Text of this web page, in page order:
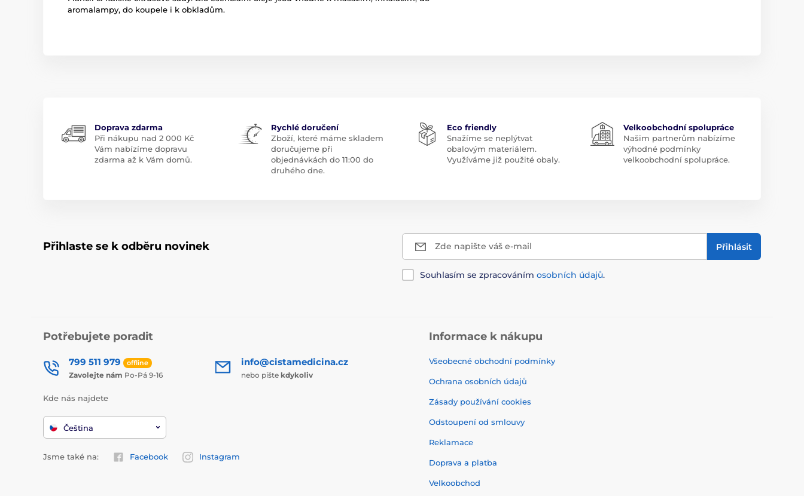
aromalampy, do koupele i k obkladům.
Doprava zdarma
Při nákupu nad 2 000 Kč
Vám nabízíme dopravu
zdarma až k Vám domů.
Rychlé doručení
Zboží, které máme skladem
doručujeme při
objednávkách do 11:00 do
druhého dne.
Eco friendly
Snažíme se neplýtvat
obalovým materiálem.
Využíváme již použité obaly.
Velkoobchodní spolupráce
Našim partnerům nabízíme
výhodné podmínky
velkoobchodní spolupráce.
Přihlaste se k odběru novinek Zde napište váš e-mail Přihlásit
Souhlasím se zpracováním osobních údajů.
Potřebujete poradit
799 511 979 offline
Zavolejte nám Po-Pá 9-16
info@cistamedicina.cz
nebo pište kdykoliv
Kde nás najdete
Čeština
Jsme také na: Facebook Instagram
Informace k nákupu
Všeobecné obchodní podmínky
Ochrana osobních údajů
Zásady používání cookies
Odstoupení od smlouvy
Reklamace
Doprava a platba
Velkoobchod